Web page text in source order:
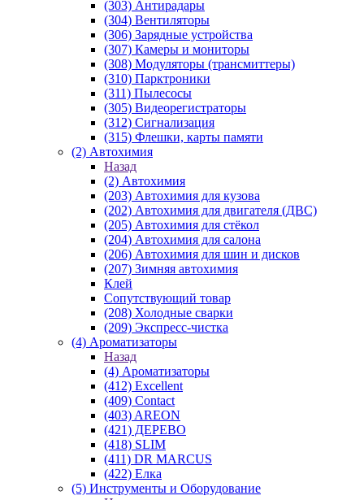
(303) Антирадары
(304) Вентиляторы
(306) Зарядные устройства
(307) Камеры и мониторы
(308) Модуляторы (трансмиттеры)
(310) Парктроники
(311) Пылесосы
(305) Видеорегистраторы
(312) Сигнализация
(315) Флешки, карты памяти
(2) Автохимия
Назад
(2) Автохимия
(203) Автохимия для кузова
(202) Автохимия для двигателя (ДВС)
(205) Автохимия для стёкол
(204) Автохимия для салона
(206) Автохимия для шин и дисков
(207) Зимняя автохимия
Клей
Сопутствующий товар
(208) Холодные сварки
(209) Экспреcс-чистка
(4) Ароматизаторы
Назад
(4) Ароматизаторы
(412) Excellent
(409) Contact
(403) AREON
(421) ДЕРЕВО
(418) SLIM
(411) DR MARCUS
(422) Елка
(5) Инструменты и Оборудование